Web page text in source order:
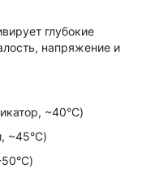
глубокие
напряжение и
~40°C)
~45°C)